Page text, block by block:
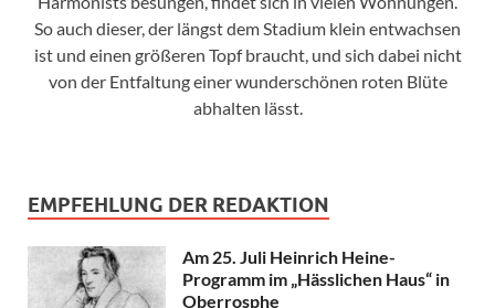
So auch dieser, der längst dem Stadium klein entwachsen
ist und einen größeren Topf braucht, und sich dabei nicht
von der Entfaltung einer wunderschönen roten Blüte
abhalten lässt.
EMPFEHLUNG DER REDAKTION
Am 25. Juli Heinrich Heine-
Programm im „Hässlichen Haus“ in
Oberrosphe